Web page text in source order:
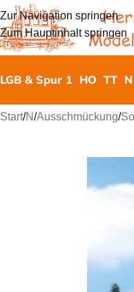
Zur Navigation springen
Zum Hauptinhalt springen
LGB & Spur 1 HO TT N
Start/N/Ausschmückung/